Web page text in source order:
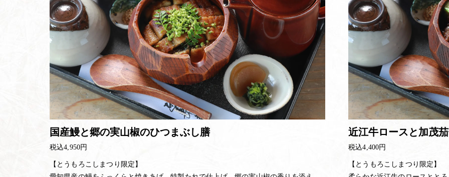
国産鰻と郷の実山椒のひつまぶし膳
税込4,950円
【とうもろこしまつり限定】
近江牛ロースと加茂
税込4,400円
【とうもろこしまつり限定】